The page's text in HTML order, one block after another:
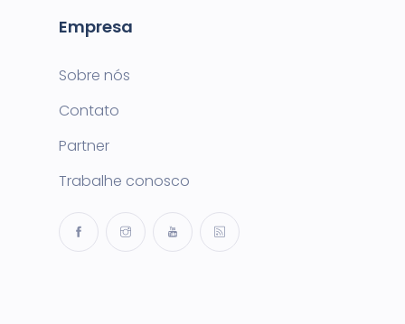
Empresa
Sobre nós
Contato
Partner
Trabalhe conosco